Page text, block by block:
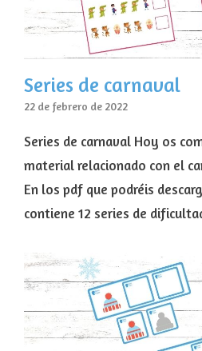
Series de carnaval
22 de febrero de 2022
Series de carnaval Hoy os
material relacionado con el
En los pdf que podréis
contiene 12 series de